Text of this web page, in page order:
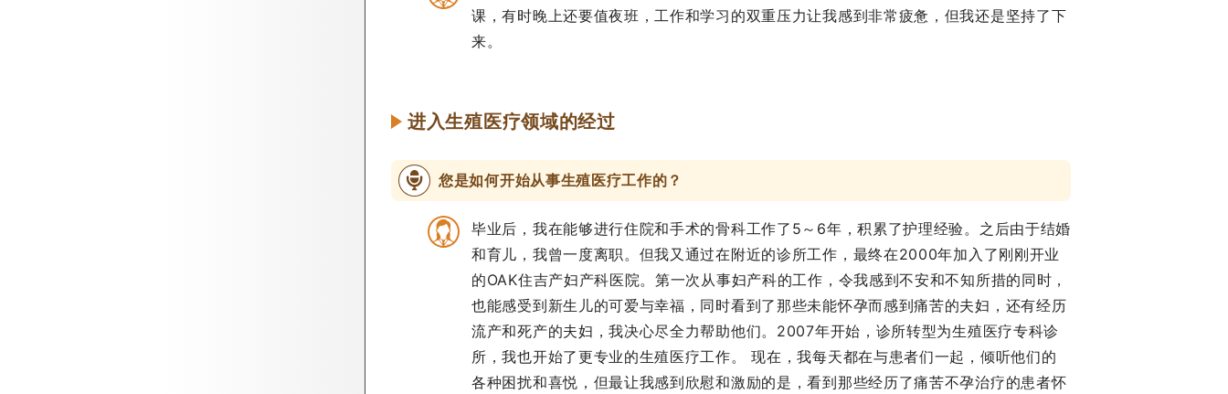
课，有时晚上还要值夜班，工作和学习的双重压力让我感到非常疲惫，但我还是坚持了下
来。
进入生殖医疗领域的经过
您是如何开始从事生殖医疗工作的？
毕业后，我在能够进行住院和手术的骨科工作了5～6年，积累了护理经验。之后由于结婚
和育儿，我曾一度离职。但我又通过在附近的诊所工作，最终在2000年加入了刚刚开业
的OAK住吉产妇产科医院。第一次从事妇产科的工作，令我感到不安和不知所措的同时，
也能感受到新生儿的可爱与幸福，同时看到了那些未能怀孕而感到痛苦的夫妇，还有经历
流产和死产的夫妇，我决心尽全力帮助他们。2007年开始，诊所转型为生殖医疗专科诊
所，我也开始了更专业的生殖医疗工作。 现在，我每天都在与患者们一起，倾听他们的
各种困扰和喜悦，但最让我感到欣慰和激励的是，看到那些经历了痛苦不孕治疗的患者怀